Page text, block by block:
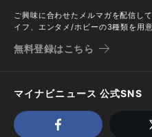
ご興味に合わせたメルマガを配信し
イフ、エンタメ/ホビーの3種類を用意
無料登録はこちら
マイナビニュース 公式SNS